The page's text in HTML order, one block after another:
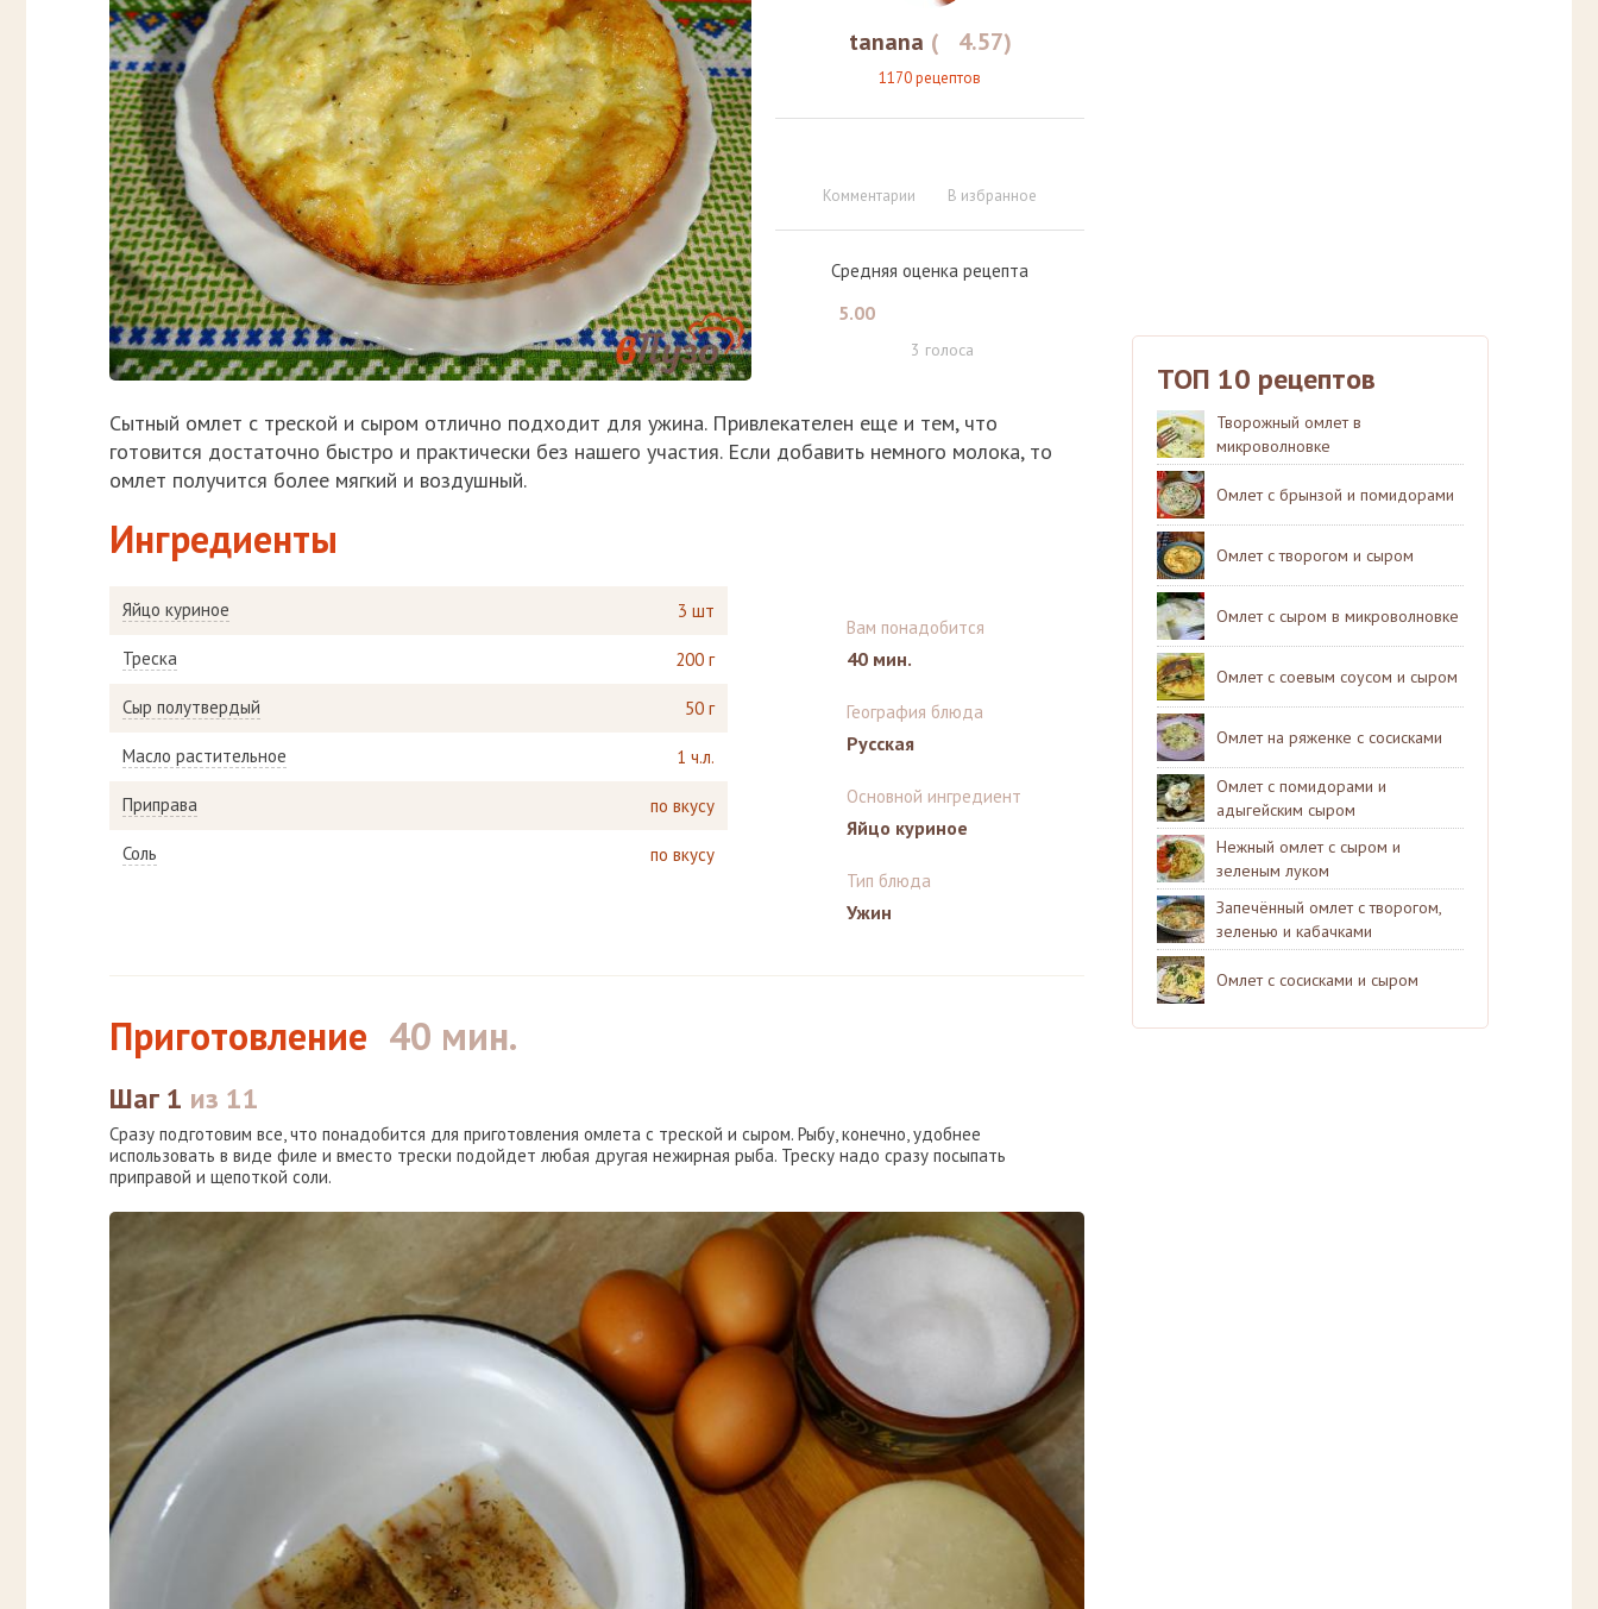
tanana ( 4.57)
1170 рецептов
Комментарии В избранное
Средняя оценка рецепта
5.00
3 голоса
Сытный омлет с треской и сыром отлично подходит для ужина. Привлекателен еще и тем, что
готовится достаточно быстро и практически без нашего участия. Если добавить немного молока, то
омлет получится более мягкий и воздушный.
Ингредиенты
Яйцо куриное 3 шт
Треска 200 г
Сыр полутвердый 50 г
Масло растительное 1 ч.л.
Приправа по вкусу
Соль по вкусу
Вам понадобится
40 мин.
География блюда
Русская
Основной ингредиент
Яйцо куриное
Тип блюда
Ужин
Приготовление 40 мин.
Шаг 1 из 11
Сразу подготовим все, что понадобится для приготовления омлета с треской и сыром. Рыбу, конечно, удобнее
использовать в виде филе и вместо трески подойдет любая другая нежирная рыба. Треску надо сразу посыпать
приправой и щепоткой соли.
ТОП 10 рецептов
Творожный омлет в
микроволновке
Омлет с брынзой и помидорами
Омлет с творогом и сыром
Омлет с сыром в микроволновке
Омлет с соевым соусом и сыром
Омлет на ряженке с сосисками
Омлет с помидорами и
адыгейским сыром
Нежный омлет с сыром и
зеленым луком
Запечённый омлет с творогом,
зеленью и кабачками
Омлет с сосисками и сыром